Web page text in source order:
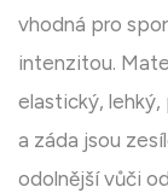
vhodná pro
intenzitou.
elastický, lehký,
a záda jsou
odolnější vůči